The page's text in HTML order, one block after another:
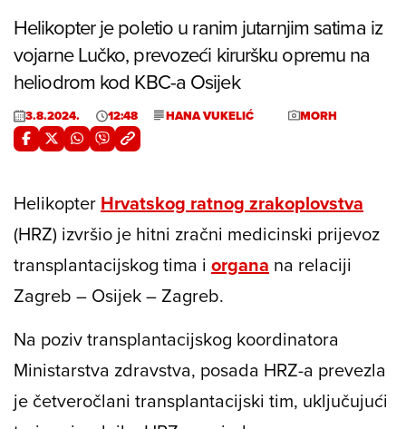
Helikopter je poletio u ranim jutarnjim satima iz
vojarne Lučko, prevozeći kiruršku opremu na
heliodrom kod KBC-a Osijek
3.8.2024. 12:48 HANA VUKELIĆ MORH
Helikopter Hrvatskog ratnog zrakoplovstva
(HRZ) izvršio je hitni zračni medicinski prijevoz
transplantacijskog tima i organa na relaciji
Zagreb – Osijek – Zagreb.
Na poziv transplantacijskog koordinatora
Ministarstva zdravstva, posada HRZ-a prevezla
je četveročlani transplantacijski tim, uključujući